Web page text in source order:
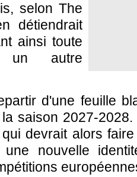
selon The
détiendrait
ainsi toute
un autre
d'une feuille
saison 2027-
devrait alors
une nouvelle